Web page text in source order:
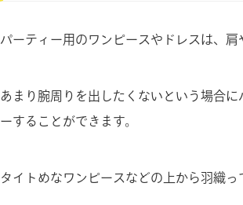
パーティー用のワンピースやドレスは、肩
あまり腕周りを出したくないという場合
ーすることができます。
タイトめなワンピースなどの上から羽織